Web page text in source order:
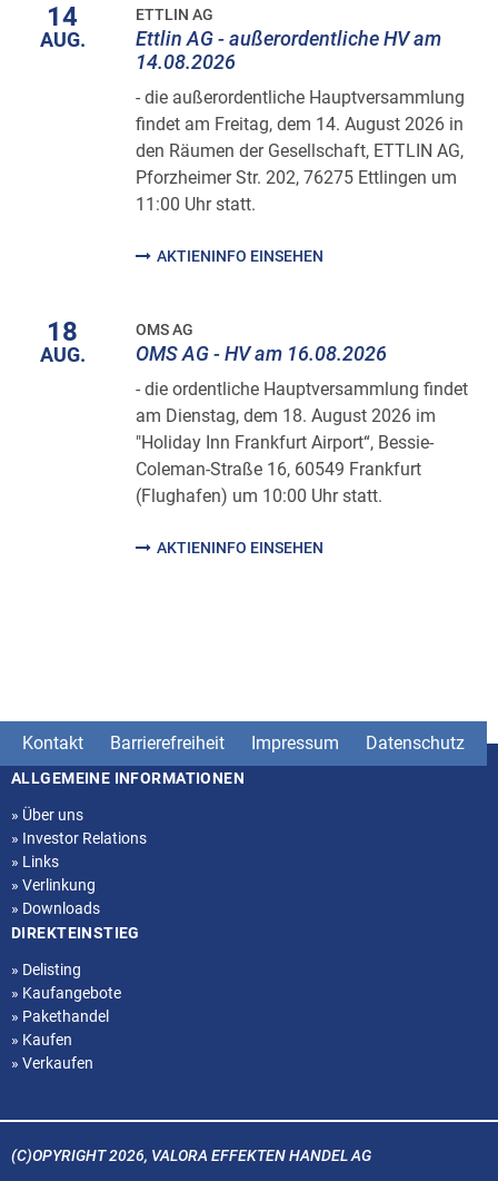
14
AUG.
ETTLIN AG
Ettlin AG - außerordentliche HV am
14.08.2026
- die außerordentliche Hauptversammlung
findet am Freitag, dem 14. August 2026 in
den Räumen der Gesellschaft, ETTLIN AG,
Pforzheimer Str. 202, 76275 Ettlingen um
11:00 Uhr statt.
AKTIENINFO EINSEHEN
18
AUG.
OMS AG
OMS AG - HV am 16.08.2026
- die ordentliche Hauptversammlung findet
am Dienstag, dem 18. August 2026 im
"Holiday Inn Frankfurt Airport“, Bessie-
Coleman-Straße 16, 60549 Frankfurt
(Flughafen) um 10:00 Uhr statt.
AKTIENINFO EINSEHEN
Kontakt Barrierefreiheit Impressum Datenschutz
Seitenstruktur
ALLGEMEINE INFORMATIONEN
» Über uns
» Investor Relations
» Links
» Verlinkung
» Downloads
DIREKTEINSTIEG
» Delisting
» Kaufangebote
» Pakethandel
» Kaufen
» Verkaufen
(C)OPYRIGHT 2026, VALORA EFFEKTEN HANDEL AG